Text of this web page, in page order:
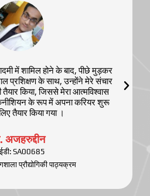
में शामिल होने के बाद, पीछे मुड़कर
प्रशिक्षण के साथ, उन्होंने मेरे संचार
किया, जिससे मेरा आत्मविश्वास
के रूप में अपना करियर शुरू
तैयार किया गया ।
अजहरुद्दीन
SA00685
प्रौद्योगिकी पाठ्यक्रम